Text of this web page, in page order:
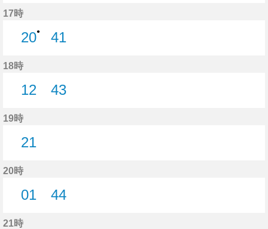
17時
20●
41
18時
12
43
19時
21
20時
01
44
21時